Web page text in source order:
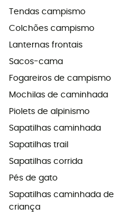
Tendas campismo
Colchões campismo
Lanternas frontais
Sacos-cama
Fogareiros de campismo
Mochilas de caminhada
Piolets de alpinismo
Sapatilhas caminhada
Sapatilhas trail
Sapatilhas corrida
Pés de gato
Sapatilhas caminhada de
criança